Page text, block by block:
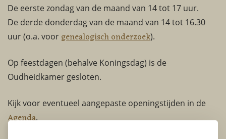
De eerste zondag van de maand van 14 tot 17 uur.
De derde donderdag van de maand van 14 tot 16.30
uur (o.a. voor genealogisch onderzoek).
Op feestdagen (behalve Koningsdag) is de
Oudheidkamer gesloten.
Kijk voor eventueel aangepaste openingstijden in de
Agenda.